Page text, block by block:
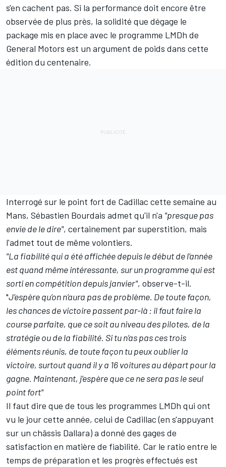
s'en cachent pas. Si la performance doit encore être
observée de plus près, la solidité que dégage le
package mis en place avec le programme LMDh de
General Motors est un argument de poids dans cette
édition du centenaire.
Interrogé sur le point fort de Cadillac cette semaine au
Mans, Sébastien Bourdais admet qu'il n'a "presque pas
envie de le dire", certainement par superstition, mais
l'admet tout de même volontiers.
"L a fiabilité qui a été affichée depuis le début de l’année
est quand même intéressante, sur un programme qui est
sorti en compétition depuis janvier", observe-t-il.
"J’espère qu’on n’aura pas de problème. De toute façon,
les chances de victoire passent par-là : il faut faire la
course parfaite, que ce soit au niveau des pilotes, de la
stratégie ou de la fiabilité. Si tu n’as pas ces trois
éléments réunis, de toute façon tu peux oublier la
victoire, surtout quand il y a 16 voitures au départ pour la
gagne. Maintenant, j’espère que ce ne sera pas le seul
point fort"
Il faut dire que de tous les programmes LMDh qui ont
vu le jour cette année, celui de Cadillac (en s'appuyant
sur un châssis Dallara) a donné des gages de
satisfaction en matière de fiabilité. Car le ratio entre le
temps de préparation et les progrès effectués est